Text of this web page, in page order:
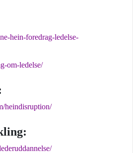
hein-foredrag-ledelse-
om-ledelse/
heindisruption/